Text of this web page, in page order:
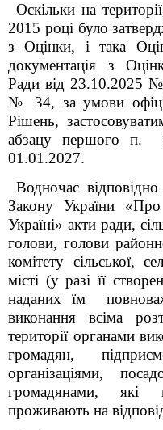
Оскільки на
2015 році було
з Оцінки, і така
документація з
Ради від 23.10.2025
№ 34, за умови
Рішень,
абзацу першого п.
01.01.2027.
Водночас
Закону України
Україні» акти ради,
голови, голови
комітету сільської,
місті (у разі її
наданих їм
виконання всіма
території органами
громадян,
організаціями,
громадянами, які
проживають на